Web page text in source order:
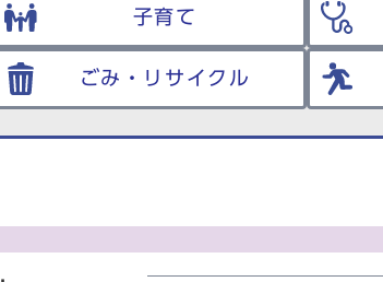
子育て
ごみ・リサイクル